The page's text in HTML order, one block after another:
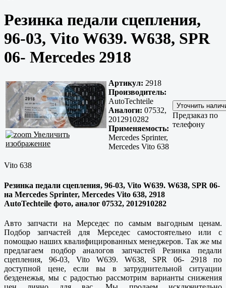
Резинка педали сцепления,
96-03, Vito W639. W638, SPR
06- Mercedes 2918
Увеличить
изображение
Артикул: 2918
Производитель:
AutoTechteile
Аналоги: 07532,
2012910282
Применяемость:
Mercedes Sprinter,
Mercedes Vito 638
Предзаказ по
телефону
Vito 638
Резинка педали сцепления, 96-03, Vito W639. W638, SPR 06-
на Mercedes Sprinter, Mercedes Vito 638, 2918
AutoTechteile фото, аналог 07532, 2012910282
Авто запчасти на Мерседес по самым выгодным ценам.
Подбор запчастей для Мерседес самостоятельно или с
помощью наших квалифицированных менеджеров. Так же мы
предлагаем подбор аналогов запчастей Резинка педали
сцепления, 96-03, Vito W639. W638, SPR 06- 2918 по
доступной цене, если вы в затруднительной ситуации
безденежья, мы с радостью рассмотрим варианты снижения